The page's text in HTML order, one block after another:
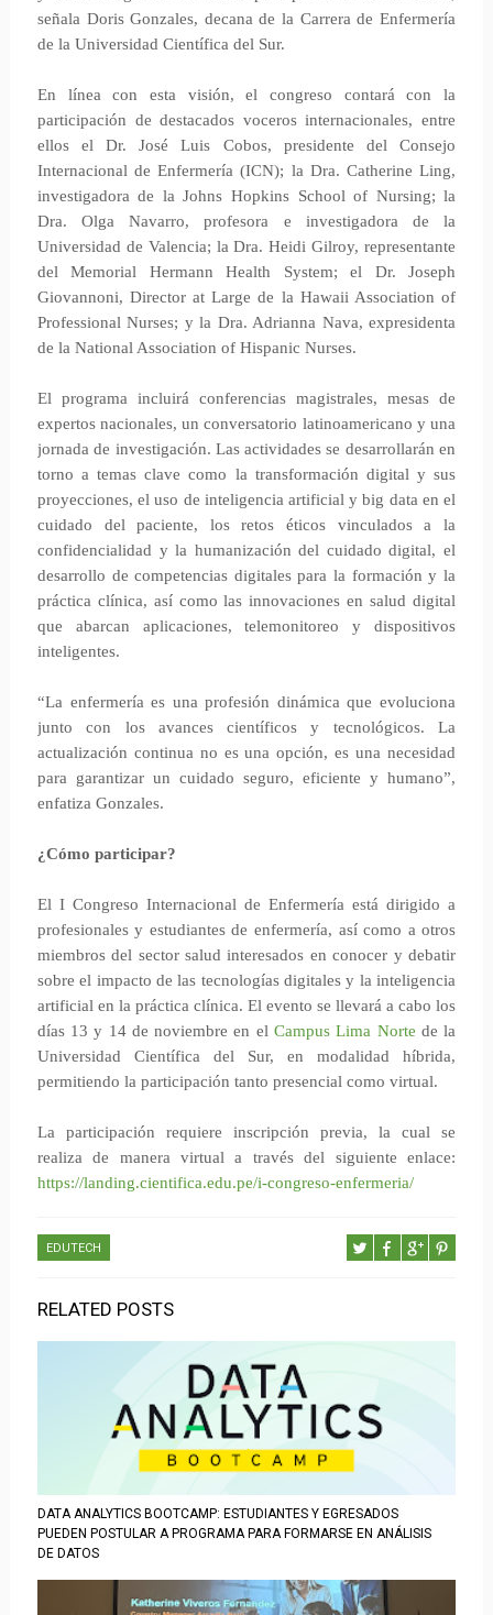
señala Doris Gonzales, decana de la Carrera de Enfermería
de la Universidad Científica del Sur.
En línea con esta visión, el congreso contará con la
participación de destacados voceros internacionales, entre
ellos el Dr. José Luis Cobos, presidente del Consejo
Internacional de Enfermería (ICN); la Dra. Catherine Ling,
investigadora de la Johns Hopkins School of Nursing; la
Dra. Olga Navarro, profesora e investigadora de la
Universidad de Valencia; la Dra. Heidi Gilroy, representante
del Memorial Hermann Health System; el Dr. Joseph
Giovannoni, Director at Large de la Hawaii Association of
Professional Nurses; y la Dra. Adrianna Nava, expresidenta
de la National Association of Hispanic Nurses.
El programa incluirá conferencias magistrales, mesas de
expertos nacionales, un conversatorio latinoamericano y una
jornada de investigación. Las actividades se desarrollarán en
torno a temas clave como la transformación digital y sus
proyecciones, el uso de inteligencia artificial y big data en el
cuidado del paciente, los retos éticos vinculados a la
confidencialidad y la humanización del cuidado digital, el
desarrollo de competencias digitales para la formación y la
práctica clínica, así como las innovaciones en salud digital
que abarcan aplicaciones, telemonitoreo y dispositivos
inteligentes.
“La enfermería es una profesión dinámica que evoluciona
junto con los avances científicos y tecnológicos. La
actualización continua no es una opción, es una necesidad
para garantizar un cuidado seguro, eficiente y humano”,
enfatiza Gonzales.
¿Cómo participar?
El I Congreso Internacional de Enfermería está dirigido a
profesionales y estudiantes de enfermería, así como a otros
miembros del sector salud interesados en conocer y debatir
sobre el impacto de las tecnologías digitales y la inteligencia
artificial en la práctica clínica. El evento se llevará a cabo los
días 13 y 14 de noviembre en elCampus Lima Norte de la
Universidad Científica del Sur, en modalidad híbrida,
permitiendo la participación tanto presencial como virtual.
La participación requiere inscripción previa, la cual se
realiza de manera virtual a través del siguiente enlace:
https://landing.cientifica.edu.pe/i-congreso-enfermeria/
EDUTECH
RELATED POSTS
DATA ANALYTICS BOOTCAMP: ESTUDIANTES Y EGRESADOS
PUEDEN POSTULAR A PROGRAMA PARA FORMARSE EN ANÁLISIS
DE DATOS